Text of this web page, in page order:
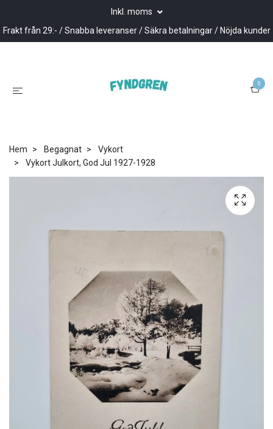
Inkl. moms
Frakt från 29:- / Snabba leveranser / Säkra betalningar / Nöjda kunder
0
Hem Begagnat
Vykort
Vykort Julkort, God Jul 1927-1928